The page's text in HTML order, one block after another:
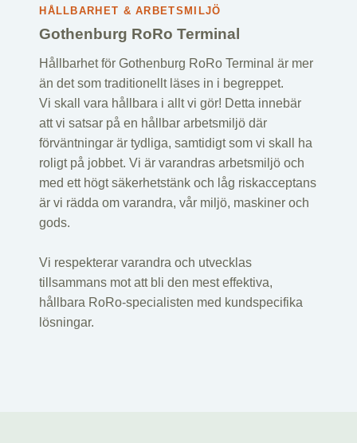
HÅLLBARHET & ARBETSMILJÖ
Gothenburg RoRo Terminal
Hållbarhet för Gothenburg RoRo Terminal är mer
än det som traditionellt läses in i begreppet.
Vi skall vara hållbara i allt vi gör! Detta innebär
att vi satsar på en hållbar arbetsmiljö där
förväntningar är tydliga, samtidigt som vi skall ha
roligt på jobbet. Vi är varandras arbetsmiljö och
med ett högt säkerhetstänk och låg riskacceptans
är vi rädda om varandra, vår miljö, maskiner och
gods.
Vi respekterar varandra och utvecklas
tillsammans mot att bli den mest effektiva,
hållbara RoRo-specialisten med kundspecifika
lösningar.